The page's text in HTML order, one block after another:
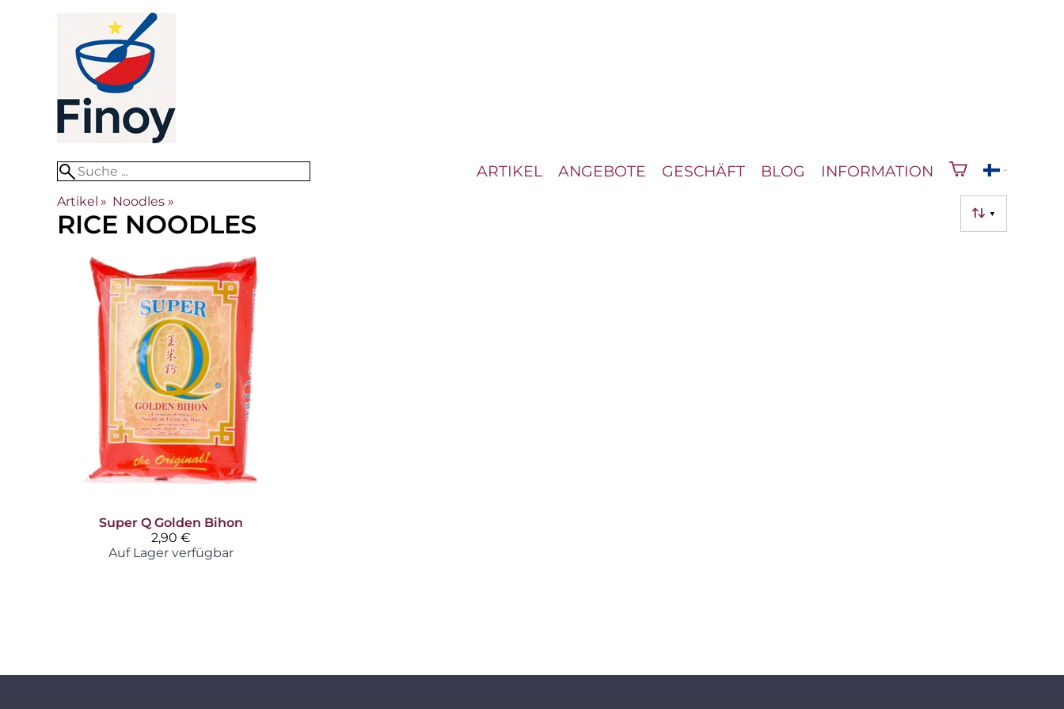
ARTIKEL ANGEBOTE GESCHÄFT BLOG INFORMATION
Artikel ‪» Noodles ‪»
▼
RICE NOODLES
Super Q Golden Bihon
2,90 €
Auf Lager verfügbar